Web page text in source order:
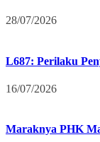
28/07/2026
L687: Perilaku
16/07/2026
Maraknya PHK